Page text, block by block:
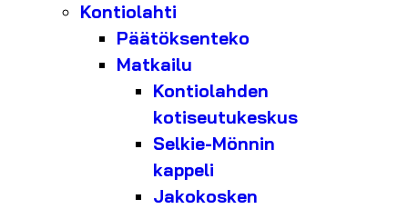
Kontiolahti
Päätöksenteko
Matkailu
Kontiolahden
kotiseutukeskus
Selkie-Mönnin
kappeli
Jakokosken